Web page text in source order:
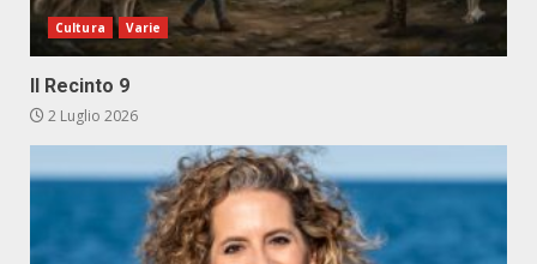
Cultura Varie
Il Recinto 9
2 Luglio 2026